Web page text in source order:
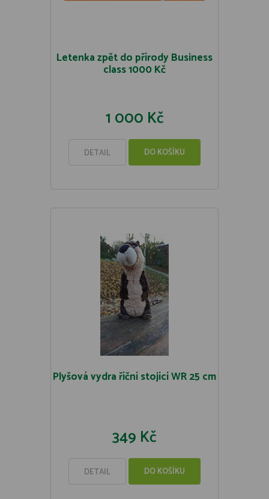
Letenka zpět do přírody Business
class 1000 Kč
1 000 Kč
DETAIL DO KOŠÍKU
Plyšová vydra říční stojící WR 25 cm
349 Kč
DETAIL DO KOŠÍKU